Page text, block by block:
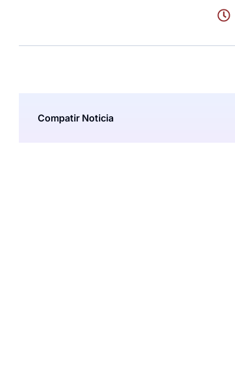
Compatir Noticia